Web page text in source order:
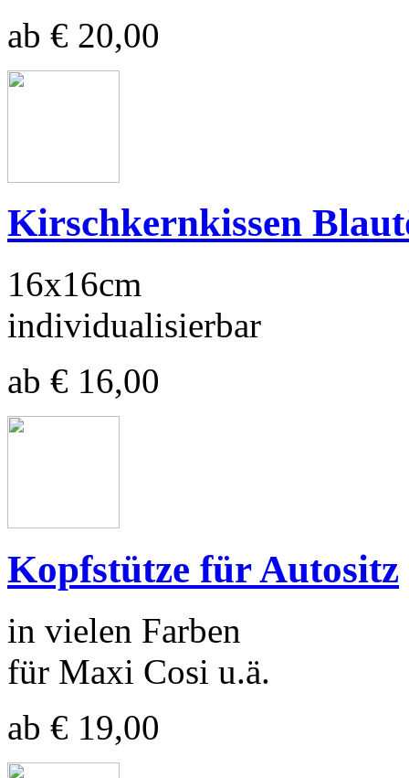
ab € 20,00
Kirschkernkissen
16x16cm
individualisierbar
ab € 16,00
Kopfstütze für Autositz
in vielen Farben
für Maxi Cosi u.ä.
ab € 19,00